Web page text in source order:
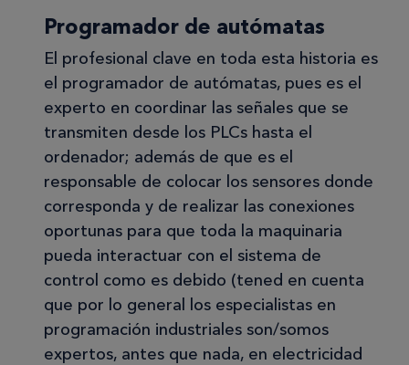
Programador de autómatas
El profesional clave en toda esta historia es
el programador de autómatas, pues es el
experto en coordinar las señales que se
transmiten desde los PLCs hasta el
ordenador; además de que es el
responsable de colocar los sensores donde
corresponda y de realizar las conexiones
oportunas para que toda la maquinaria
pueda interactuar con el sistema de
control como es debido (tened en cuenta
que por lo general los especialistas en
programación industriales son/somos
expertos, antes que nada, en electricidad